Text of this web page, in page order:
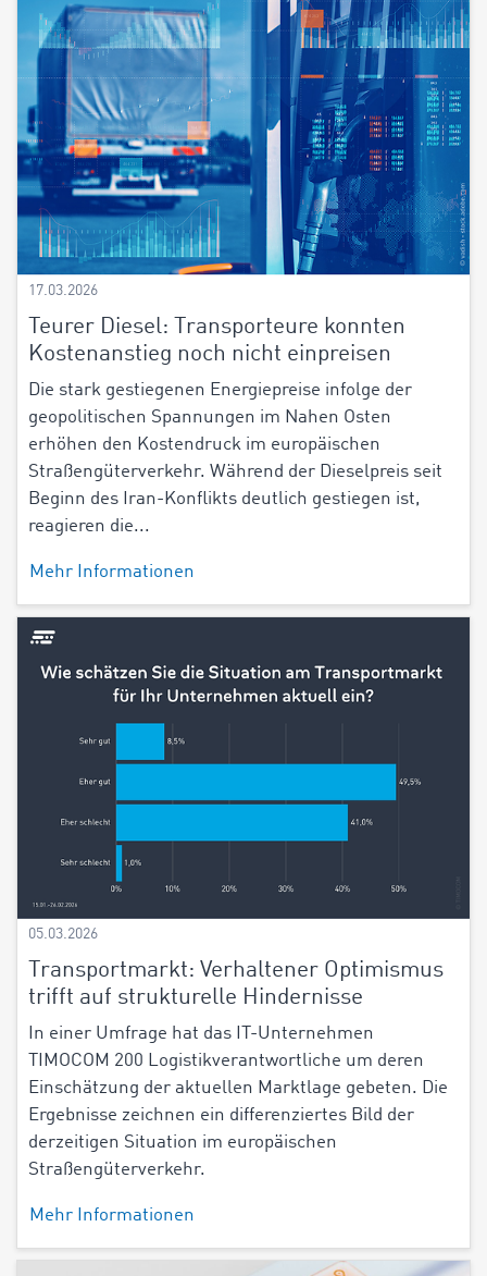
17.03.2026
Teurer Diesel: Transporteure konnten
Kostenanstieg noch nicht einpreisen
Die stark gestiegenen Energiepreise infolge der
geopolitischen Spannungen im Nahen Osten
erhöhen den Kostendruck im europäischen
Straßengüterverkehr. Während der Dieselpreis seit
Beginn des Iran-Konflikts deutlich gestiegen ist,
reagieren die...
Mehr Informationen
05.03.2026
Transportmarkt: Verhaltener Optimismus
trifft auf strukturelle Hindernisse
In einer Umfrage hat das IT-Unternehmen
TIMOCOM 200 Logistikverantwortliche um deren
Einschätzung der aktuellen Marktlage gebeten. Die
Ergebnisse zeichnen ein differenziertes Bild der
derzeitigen Situation im europäischen
Straßengüterverkehr.
Mehr Informationen